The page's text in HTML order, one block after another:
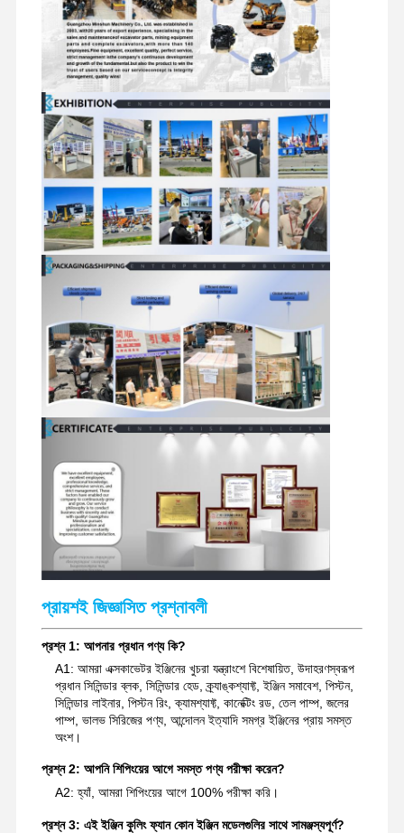
মিতসুবিশি ইঞ্জিন
এক্সকাভেটর ইঞ্জিন
ইঞ্জিন পুনর্নির্মাণের কিট
ইনজেকশন পাম্প
টার্বোচার্জার সমাবেশ
অন্যান্য ইঞ্জিন যন্ত্রাংশ
বৈদ্যুতিন নিয়ন্ত্রণ ব্যবস্থা
ইঞ্জিনের বৈদ্যুতিক উপাদান
ইঞ্জিন জ্বালানী সিস্টেম
খননকারী হাইড্রোলিক যন্ত্রাংশ
খননকারী খুচরা যন্ত্রাংশ
প্রায়শই জিজ্ঞাসিত প্রশ্নাবলী
প্রশ্ন 1: আপনার প্রধান পণ্য কি?
A1: আমরা এক্সকাভেটর ইঞ্জিনের খুচরা যন্ত্রাংশে বিশেষায়িত, উদাহরণস্বরূপ
প্রধান সিলিন্ডার ব্লক, সিলিন্ডার হেড, ক্র্যাঙ্কশ্যাফ্ট, ইঞ্জিন সমাবেশ, পিস্টন,
সিলিন্ডার লাইনার, পিস্টন রিং, ক্যামশ্যাফ্ট, কানেক্টিং রড, তেল পাম্প, জলের
পাম্প, ভালভ সিরিজের পণ্য, আন্দোলন ইত্যাদি সমগ্র ইঞ্জিনের প্রায় সমস্ত
অংশ।
প্রশ্ন 2: আপনি শিপিংয়ের আগে সমস্ত পণ্য পরীক্ষা করেন?
A2: হ্যাঁ, আমরা শিপিংয়ের আগে 100% পরীক্ষা করি।
প্রশ্ন 3: এই ইঞ্জিন কুলিং ফ্যান কোন ইঞ্জিন মডেলগুলির সাথে সামঞ্জস্যপূর্ণ?